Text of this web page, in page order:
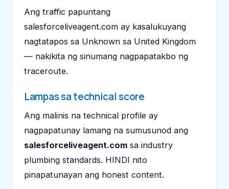
Ang traffic papuntang
salesforceliveagent.com ay kasalukuyang
nagtatapos sa Unknown sa United Kingdom
— nakikita ng sinumang nagpapatakbo ng
traceroute.
Lampas sa technical score
Ang malinis na technical profile ay
nagpapatunay lamang na sumusunod ang
salesforceliveagent.com sa industry
plumbing standards. HINDI nito
pinapatunayan ang honest content.